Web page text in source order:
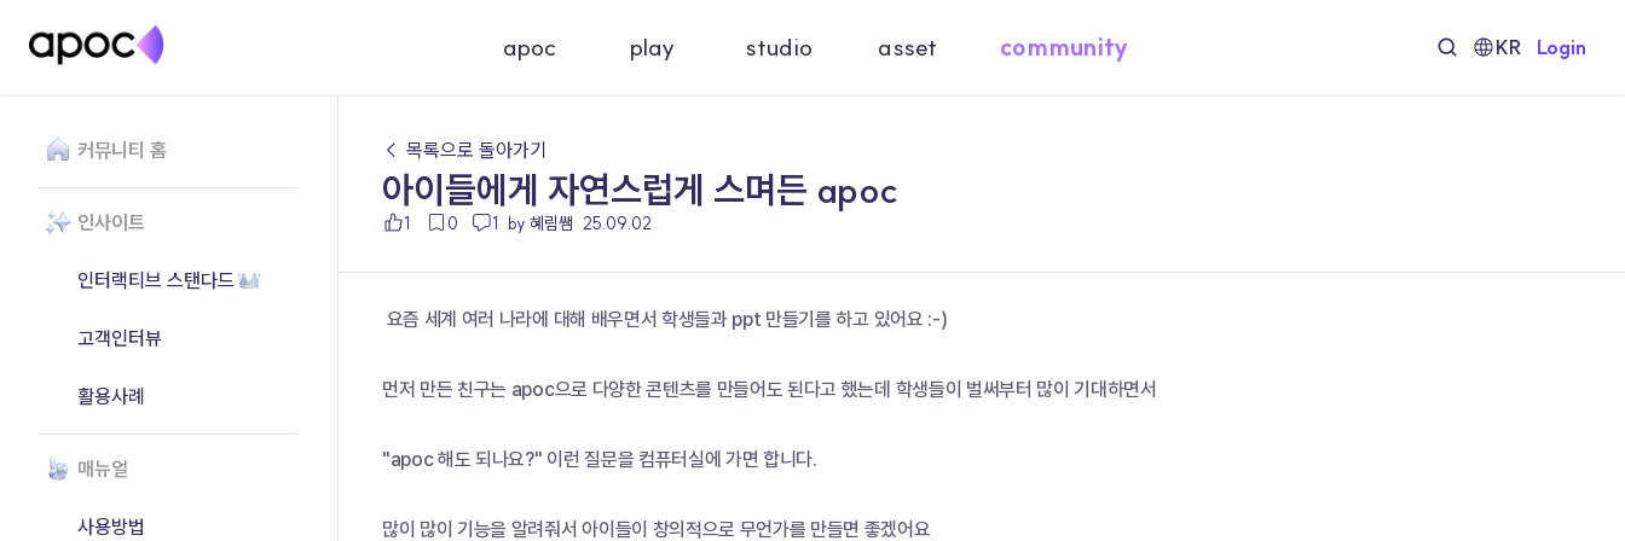
apoc play studio asset community KR Login
커뮤니티 홈
인사이트
인터랙티브 스탠다드
고객인터뷰
활용사례
매뉴얼
사용방법
← 목록으로 돌아가기
아이들에게 자연스럽게 스며든 apoc
1 0 1 by 혜림쌤 25.09.02
요즘 세계 여러 나라에 대해 배우면서 학생들과 ppt 만들기를 하고 있어요 :-)
먼저 만든 친구는 apoc으로 다양한 콘텐츠를 만들어도 된다고 했는데 학생들이 벌써부터 많이 기대하면서
"apoc 해도 되나요?" 이런 질문을 컴퓨터실에 가면 합니다.
많이 많이 기능을 알려줘서 아이들이 창의적으로 무언가를 만들면 좋겠어요